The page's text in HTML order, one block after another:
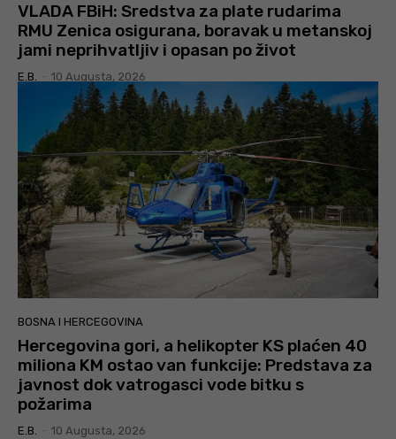
VLADA FBiH: Sredstva za plate rudarima
RMU Zenica osigurana, boravak u metanskoj
jami neprihvatljiv i opasan po život
E.B. 10 Augusta, 2026
BOSNA I HERCEGOVINA
Hercegovina gori, a helikopter KS plaćen 40
miliona KM ostao van funkcije: Predstava za
javnost dok vatrogasci vode bitku s
požarima
E.B. 10 Augusta, 2026